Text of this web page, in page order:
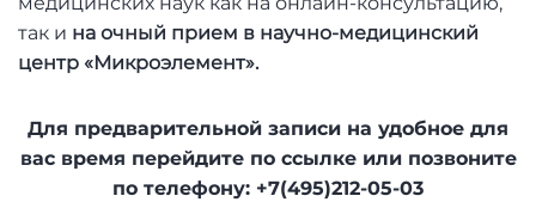
так и на очный прием в научно-медицинский
центр «Микроэлемент».
Для предварительной записи на удобное для
вас время перейдите по ссылке или позвоните
по телефону: +7(495)212-05-03